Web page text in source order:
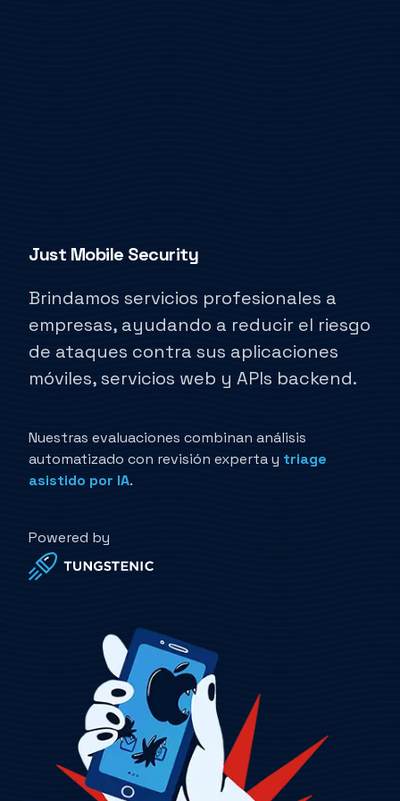
Just Mobile Security
Brindamos servicios profesionales a
empresas, ayudando a reducir el riesgo
de ataques contra sus aplicaciones
móviles, servicios web y APIs backend.
Nuestras evaluaciones combinan análisis
automatizado con revisión experta y triage
asistido por IA.
Powered by